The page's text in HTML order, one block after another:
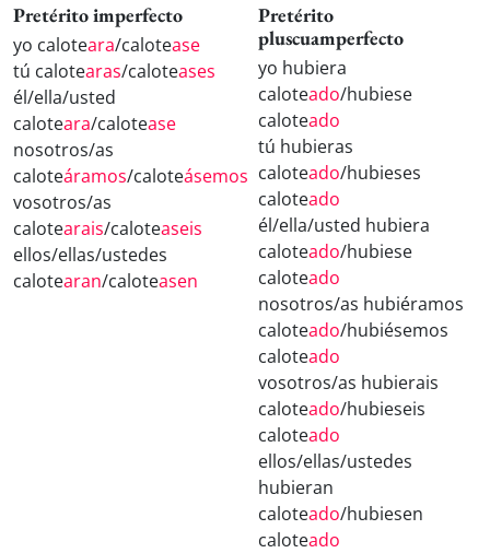
Pretérito imperfecto
yo caloteara/calotease
tú calotearas/caloteases
él/ella/usted
caloteara/calotease
nosotros/as
caloteáramos/caloteásemos
vosotros/as
calotearais/caloteaseis
ellos/ellas/ustedes
calotearan/caloteasen
Pretérito
pluscuamperfecto
yo hubiera
caloteado/hubiese
caloteado
tú hubieras
caloteado/hubieses
caloteado
él/ella/usted hubiera
caloteado/hubiese
caloteado
nosotros/as hubiéramos
caloteado/hubiésemos
caloteado
vosotros/as hubierais
caloteado/hubieseis
caloteado
ellos/ellas/ustedes
hubieran
caloteado/hubiesen
caloteado